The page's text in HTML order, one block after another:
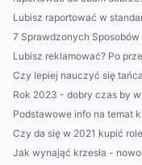
Lubisz raportować w
7 Sprawdzonych
Lubisz reklamować? Po
Czy lepiej nauczyć się
Rok 2023 - dobry czas by
Podstawowe info na temat
Czy da się w 2021 kupić
Jak wynająć krzesła -